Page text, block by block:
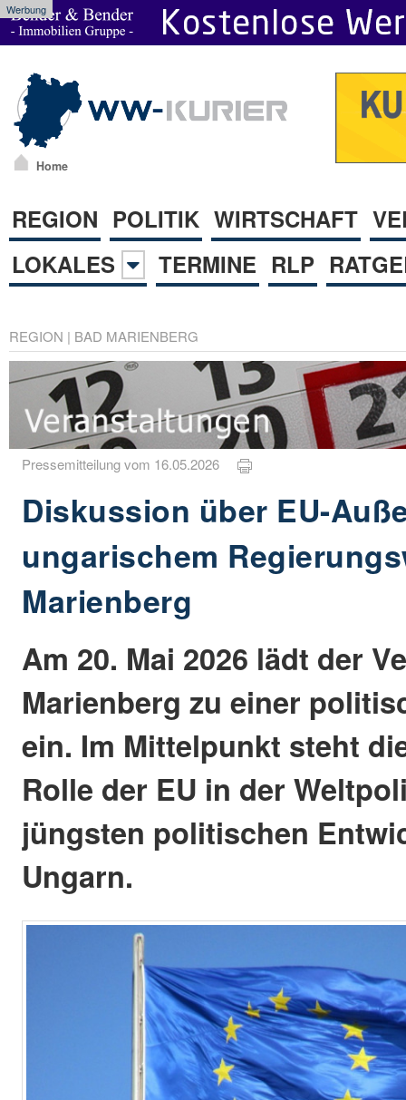
Werbung
Home
REGION POLITIK WIRTSCHAFT
LOKALES
TERMINE RLP
REGION | BAD MARIENBERG
Pressemitteilung vom 16.05.2026
Diskussion über EU-
ungarischem
Marienberg
Am 20. Mai 2026 lädt der
Marienberg zu einer
ein. Im Mittelpunkt steht
Rolle der EU in der
jüngsten politischen
Ungarn.